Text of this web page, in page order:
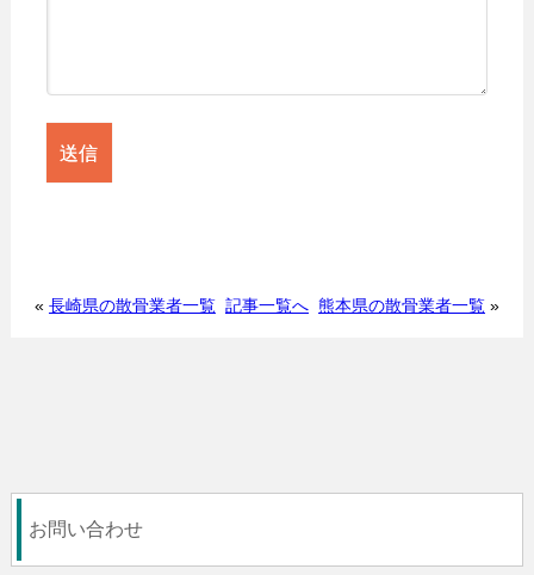
« 長崎県の散骨業者一覧 記事一覧へ 熊本県の散骨業者一覧 »
お問い合わせ